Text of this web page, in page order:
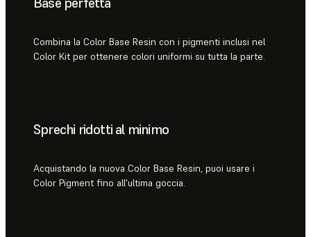
Combina la Color Base Resin con i pigmenti inclusi nel
Color Kit per ottenere colori uniformi su tutta la parte.
Sprechi ridotti al minimo
Acquistando la nuova Color Base Resin, puoi usare i
Color Pigment fino all'ultima goccia.